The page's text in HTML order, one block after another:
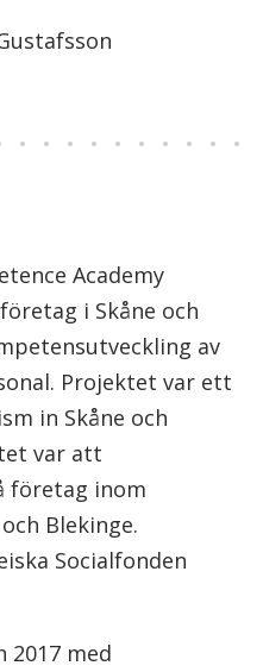
Academy
i Skåne och
av
Projektet var ett
in Skåne och
var att
företag inom
Blekinge.
Socialfonden
2017 med